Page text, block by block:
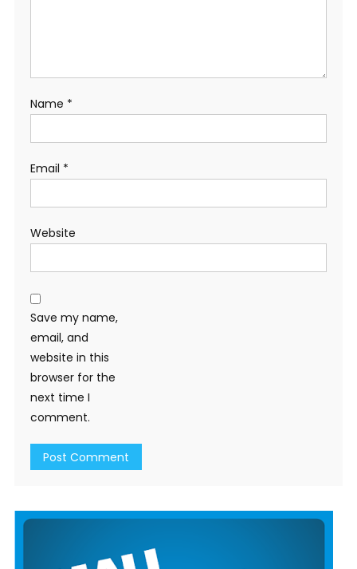
Name *
Email *
Website
Save my name,
email, and
website in this
browser for the
next time I
comment.